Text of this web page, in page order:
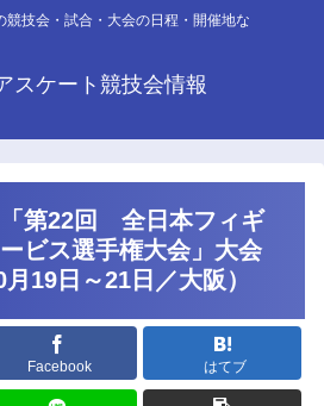
競技会・試合・大会の日程・開催地な
スケート競技会情報
第22回 全日本フィギ
ビス選手権大会」大会
19日～21日／大阪）
Facebook はてブ